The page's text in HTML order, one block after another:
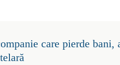
care pierde bani,